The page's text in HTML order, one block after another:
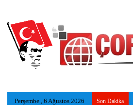
Perşembe , 6 Ağustos 2026 Son Dakika